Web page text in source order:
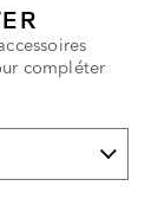
compléter